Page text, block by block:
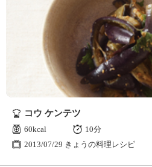
コウ ケンテツ
60kcal
10分
2013/07/29 きょうの料理レシピ